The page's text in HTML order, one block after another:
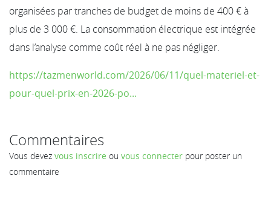
organisées par tranches de budget de moins de 400 € à
plus de 3 000 €. La consommation électrique est intégrée
dans l’analyse comme coût réel à ne pas négliger.
https://tazmenworld.com/2026/06/11/quel-materiel-et-
pour-quel-prix-en-2026-po...
Commentaires
Vous devez vous inscrire ou vous connecter pour poster un
commentaire